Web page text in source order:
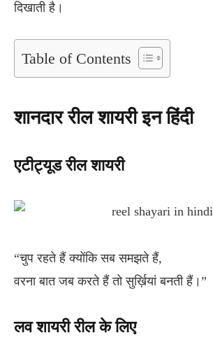
दिखाती है।
Table of Contents
शानदार रील शायरी इन हिंदी
एटीट्यूड रील शायरी
“चुप रहते हैं क्योंकि सब समझते हैं,
वरना बात जब करते हैं तो सुर्ख़ियां बनती हैं।”
लव शायरी रील के लिए